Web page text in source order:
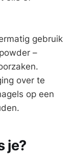
gebruik
–
over te
op een
je?